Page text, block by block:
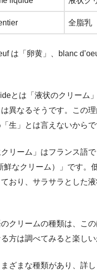
全脂乳
は「卵黄」、blanc
とは「液状のクリーム
異なるそうです。この
生」とは言えないからで
リーム」はフランス語
鮮なクリーム）」です。
おり、サラサラとした
クリームの種類は、こ
方は調べてみると楽しい
ざまな種類があり、詳